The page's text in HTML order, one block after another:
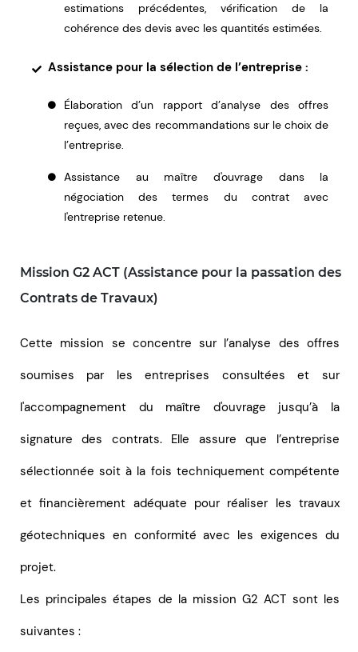
estimations précédentes, vérification de la
cohérence des devis avec les quantités estimées.
Assistance pour la sélection de l’entreprise :
Élaboration d’un rapport d’analyse des offres
reçues, avec des recommandations sur le choix de
l’entreprise.
Assistance au maître d'ouvrage dans la
négociation des termes du contrat avec
l'entreprise retenue.
Mission G2 ACT (Assistance pour la passation des
Contrats de Travaux)
Cette mission se concentre sur l’analyse des offres
soumises par les entreprises consultées et sur
l'accompagnement du maître d'ouvrage jusqu’à la
signature des contrats. Elle assure que l’entreprise
sélectionnée soit à la fois techniquement compétente
et financièrement adéquate pour réaliser les travaux
géotechniques en conformité avec les exigences du
projet.
Les principales étapes de la mission G2 ACT sont les
suivantes :